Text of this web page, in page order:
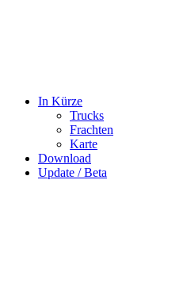
In Kürze
Trucks
Frachten
Karte
Download
Update / Beta